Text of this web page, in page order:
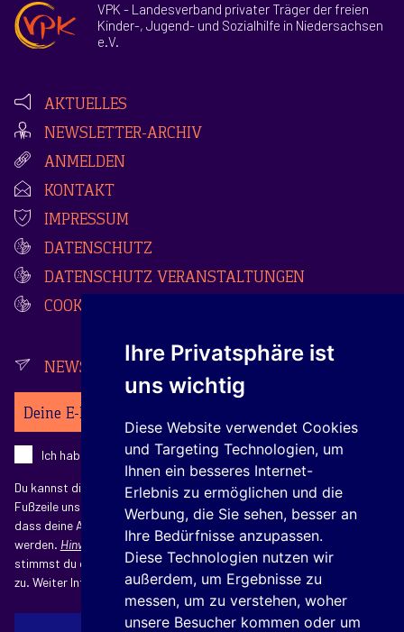
Ihre Privatsphäre ist
uns wichtig
Diese Website verwendet Cookies
und Targeting Technologien, um
Ihnen ein besseres Internet-
Erlebnis zu ermöglichen und die
Werbung, die Sie sehen, besser an
Ihre Bedürfnisse anzupassen.
Diese Technologien nutzen wir
außerdem, um Ergebnisse zu
messen, um zu verstehen, woher
unsere Besucher kommen oder um
VPK - Landesverband privater Träger der freien
Kinder-, Jugend- und Sozialhilfe in Niedersachsen
e.V.
AKTUELLES
NEWSLETTER-ARCHIV
ANMELDEN
KONTAKT
IMPRESSUM
DATENSCHUTZ
DATENSCHUTZ VERANSTALTUNGEN
COOKIES
NEWSLETTER
Ich habe die Datenschutzerklärungzur Kenntnis genommen.
Du kannst dich jederzeit abmelden, indem du auf den Link in der
Fußzeile unserer E-Mails klickst. Mit dem Absenden erkennst du an,
dass deine Angaben zur Verarbeitung an Mailchimp übermittelt
werden. Hinweise zu Mailchimp:Mit der Anmeldung zum Newsletter
stimmst du der Verarbeitung deiner E-Mail-Adresse für diesen Zweck
zu. Weiter Informationen findest du in unsererDatenschutzerklärung